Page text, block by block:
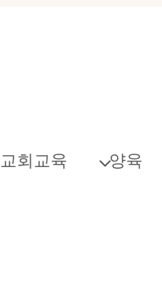
교회교육 양육